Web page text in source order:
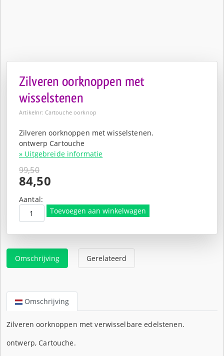
Zilveren oorknoppen met
wisselstenen
Artikelnr: Cartouche oorknop
Zilveren oorknoppen met wisselstenen.
ontwerp Cartouche
» Uitgebreide informatie
99,50
Oorspronkelijke
prijs
was:
€99,50.
84,50
Huidige
prijs
is:
€84,50.
Aantal:
Toevoegen aan winkelwagen
Omschrijving Gerelateerd
Omschrijving
Zilveren oorknoppen met verwisselbare edelstenen.
ontwerp, Cartouche.